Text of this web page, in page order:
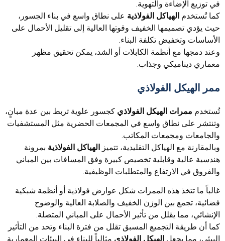
في توزيع الإضاءة والتهوية.
كما تُستخدم الهياكل الفولاذية على نطاق واسع في بناء الجسور،
حيث يؤدي تصميمها الخفيف وقوتها العالية إلى تقليل الأحمال على
الأساسات وتخفيض تكلفة البناء.
وعند دمجها مع أنظمة الكابلات أو الشد، يمكن تحقيق مظهر
معماري ديناميكي وجذاب.
ممر الهيكل الفولاذي
تُستخدم ممرات الهيكل الفولاذي كجسور علوية تربط بين عدة مبانٍ،
وتنتشر على نطاق واسع في المجمعات الحضرية مثل المستشفيات
والجامعات ومجمعات المكاتب.
وبالمقارنة مع الهياكل التقليدية، تتميز الهياكل الفولاذية بمرونة
هندسية عالية وقابلية تخصيص كبيرة وفق المسافات بين المباني
والفروق في الارتفاع والمتطلبات الوظيفية.
غالباً ما تتخذ هذه الممرات شكل عوارض فولاذية أو أنظمة شبكية
فضائية، تجمع بين الوزن الخفيف والصلابة العالية والوضوح
الإنشائي، مما يقلل من تأثير الأحمال على المباني المتصلة.
كما أن طريقة التجميع المسبق تقلل من فترة البناء وتحد من التأثير
البيئي، مما يجعل الهيكل الفولاذي مثالياً للبناء في البيئات المعمارية